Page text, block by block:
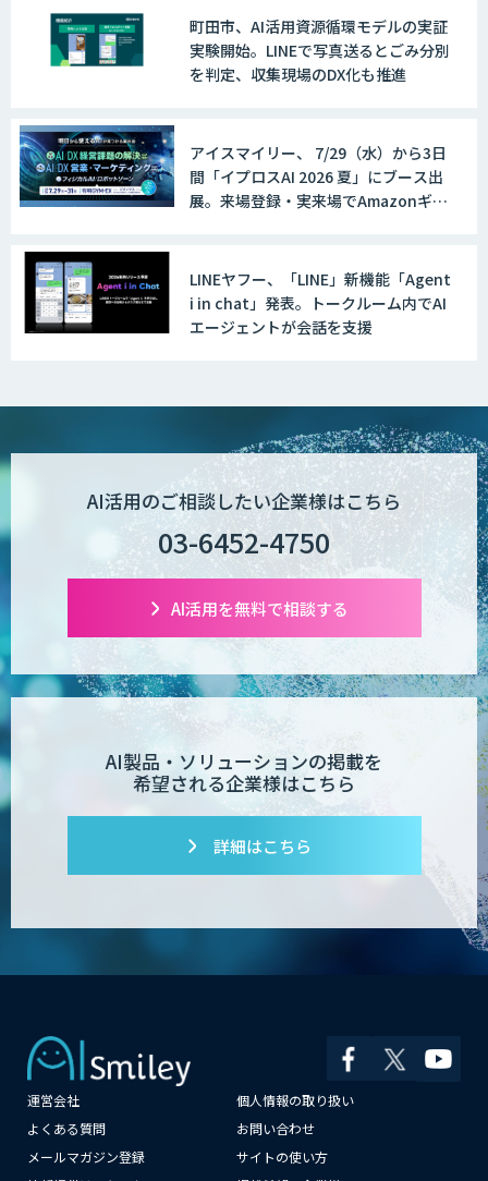
町田市、AI活用資源循環モデルの実証
実験開始。LINEで写真送るとごみ分別
を判定、収集現場のDX化も推進
アイスマイリー、 7/29（水）から3日
間「イプロスAI 2026 夏」にブース出
展。来場登録・実来場でAmazonギフ
LINEヤフー、「LINE」新機能「Agent
i in chat」発表。トークルーム内でAI
エージェントが会話を支援
AI活用のご相談したい企業様はこちら
03-6452-4750
AI活用を無料で相談する
AI製品・ソリューションの掲載を
希望される企業様はこちら
詳細はこちら
運営会社
個人情報の取り扱い
よくある質問
お問い合わせ
メールマガジン登録
サイトの使い方